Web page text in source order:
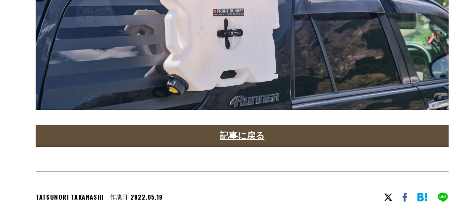
記事に戻る
TATSUNORI TAKANASHI 作成日 2022.05.19